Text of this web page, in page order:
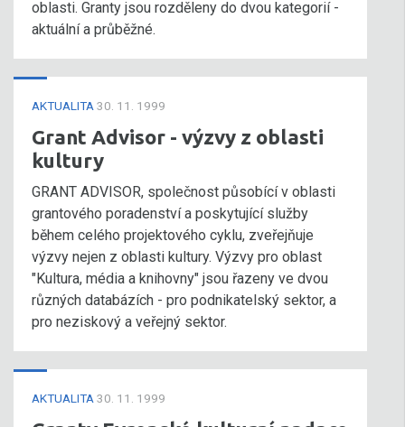
oblasti. Granty jsou rozděleny do dvou kategorií -
aktuální a průběžné.
AKTUALITA 30. 11. 1999
Grant Advisor - výzvy z oblasti
kultury
GRANT ADVISOR, společnost působící v oblasti
grantového poradenství a poskytující služby
během celého projektového cyklu, zveřejňuje
výzvy nejen z oblasti kultury. Výzvy pro oblast
"Kultura, média a knihovny" jsou řazeny ve dvou
různých databázích - pro podnikatelský sektor, a
pro neziskový a veřejný sektor.
AKTUALITA 30. 11. 1999